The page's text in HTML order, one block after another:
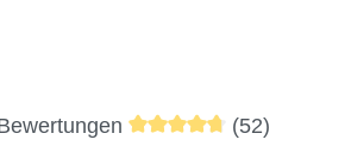
Durchschnittliche
(52)